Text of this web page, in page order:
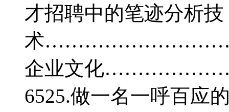
才招聘中的笔迹分析技
术
企业文化
6525.做一名一呼百应